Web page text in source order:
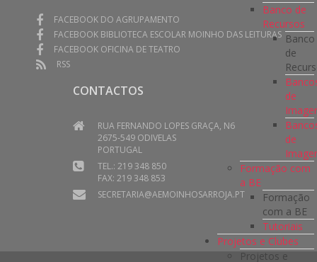
Banco de
Recursos
Banco
de
de
de
Formação com
a BE
Formação
com a BE
Tutoriais
Projetos e Clubes
Projetos e
FACEBOOK DO AGRUPAMENTO
FACEBOOK BIBLIOTECA ESCOLAR MOINHO DAS LEITURAS
FACEBOOK OFICINA DE TEATRO
RSS
CONTACTOS
RUA FERNANDO LOPES GRAÇA, N6
2675-549 ODIVELAS
PORTUGAL
TEL.: 219 348 850
FAX: 219 348 853
SECRETARIA@AEMOINHOSARROJA.PT